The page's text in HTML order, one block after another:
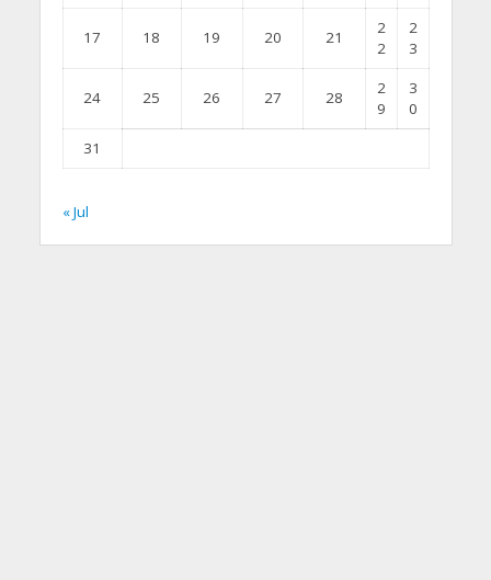
17 18 19 20 21
2
2
2
3
24 25 26 27 28
2
9
3
0
31
« Jul